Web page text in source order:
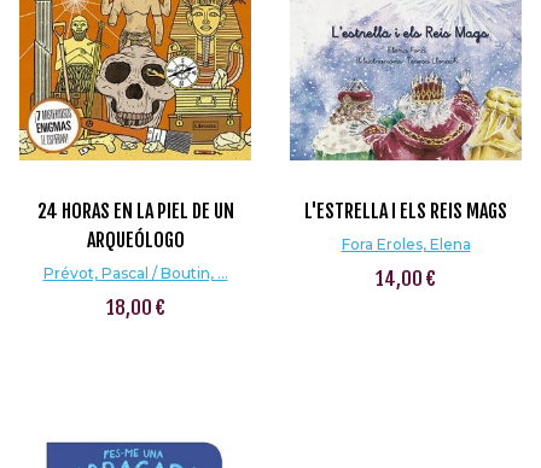
24 HORAS EN LA PIEL DE UN
ARQUEÓLOGO
Prévot, Pascal / Boutin, ...
18,00 €
L'ESTRELLA I ELS REIS MAGS
Fora Eroles, Elena
14,00 €